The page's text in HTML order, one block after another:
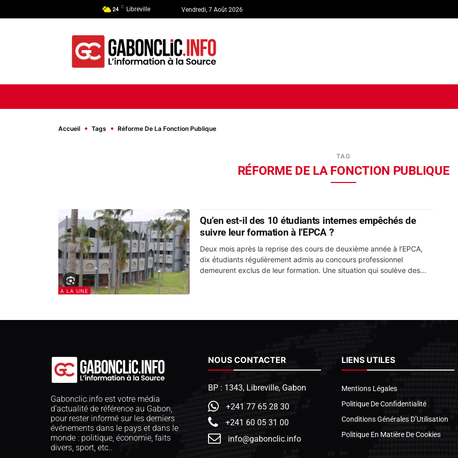
24 C Libreville Vendredi, 7 Août 2026
Accueil Tags Réforme De La Fonction Publique
TAG
RÉFORME DE LA FONCTION PUBLIQUE
A LA UNE
Qu’en est-il des 10 étudiants internes empêchés de
suivre leur formation à l’EPCA ?
Deux mois après la reprise des cours de deuxième année à l’EPCA,
dix étudiants régulièrement admis au concours professionnel
demeurent exclus de leur formation. Une situation qui soulève des...
Gabonclic.info est votre média
d’actualité de référence au Gabon,
pour rester informé sur les derniers
événements dans le pays et dans le
monde : politique, économie, faits
divers, sport, etc..
NOUS CONTACTER
BP : 1343, Libreville, Gabon
+241 77 65 28 30
+241 60 05 31 00
info@gabonclic.info
LIENS UTILES
Mentions Légales
Politique De Confidentialité
Conditions Générales D’Utilisation
Politique En Matière De Cookies